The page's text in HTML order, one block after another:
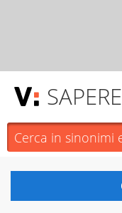
SAPERE